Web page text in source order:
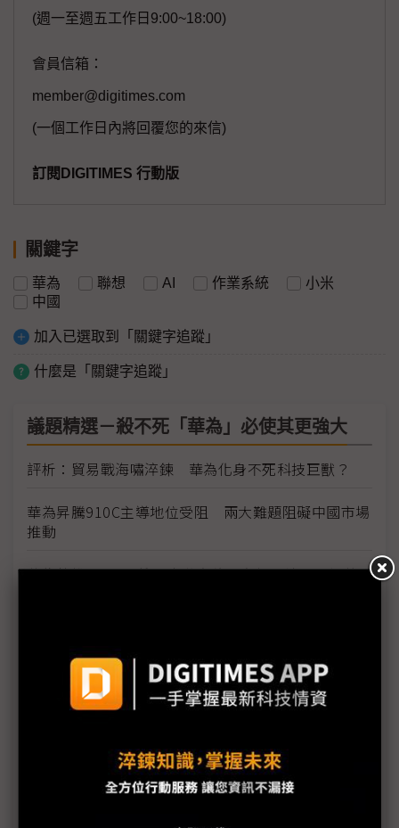
(週一至週五工作日9:00~18:00)
會員信箱：
member@digitimes.com
(一個工作日內將回覆您的來信)
訂閱DIGITIMES 行動版
關鍵字
華為 聯想 AI 作業系統
小米
中國
加入已選取到「關鍵字追蹤」
什麼是「關鍵字追蹤」
議題精選－殺不死「華為」必使其更強大
評析：貿易戰海嘯淬鍊 華為化身不死科技巨獸？
華為昇騰910C主導地位受阻 兩大難題阻礙中國市場
推動
華為將推Pura 80衝刺高階市佔 市場關注四大標的
純Harmony手機初試啼聲 Pura X為華為自研OS揭
華為Pura 80系列11日發布 強碰蘋果WWDC隔空較